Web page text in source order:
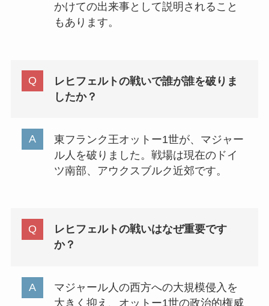
かけての出来事として説明されること
もあります。
レヒフェルトの戦いで誰が誰を破りま
したか？
東フランク王オットー1世が、マジャー
ル人を破りました。戦場は現在のドイ
ツ南部、アウクスブルク近郊です。
レヒフェルトの戦いはなぜ重要です
か？
マジャール人の西方への大規模侵入を
大きく抑え、オットー1世の政治的権威